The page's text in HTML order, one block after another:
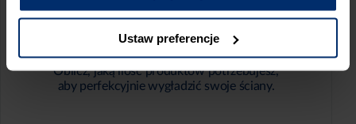
Ustaw preferencje
KALKULATOR ZUŻYCIA
Oblicz, jaką ilość produktów potrzebujesz,
aby perfekcyjnie wygładzić swoje ściany.